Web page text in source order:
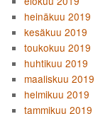
heinäkuu 2019
kesäkuu 2019
toukokuu 2019
huhtikuu 2019
maaliskuu 2019
helmikuu 2019
tammikuu 2019